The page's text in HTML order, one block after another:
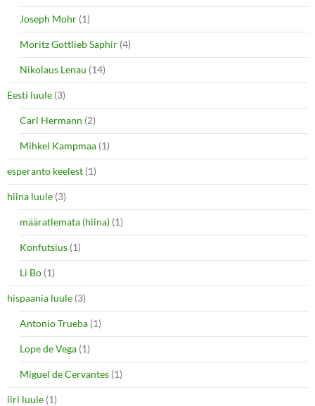
Joseph Mohr (1)
Moritz Gottlieb Saphir (4)
Nikolaus Lenau (14)
Eesti luule (3)
Carl Hermann (2)
Mihkel Kampmaa (1)
esperanto keelest (1)
hiina luule (3)
määratlemata (hiina) (1)
Konfutsius (1)
Li Bo (1)
hispaania luule (3)
Antonio Trueba (1)
Lope de Vega (1)
Miguel de Cervantes (1)
iiri luule (1)